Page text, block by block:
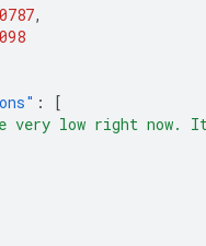
,
:
[
very low right now.